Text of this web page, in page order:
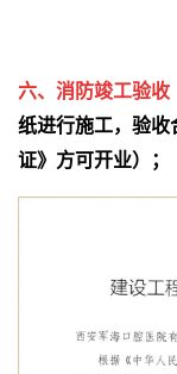
六、 消防竣工验收
纸进行施工，验
证》方可开业）；